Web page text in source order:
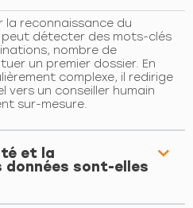
la reconnaissance du
peut détecter des mots-clés
nombre de
un premier dossier. En
complexe, il redirige
vers un conseiller humain
sur-mesure.
et la
sont-elles